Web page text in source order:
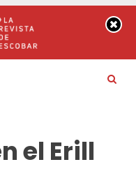
el Erill